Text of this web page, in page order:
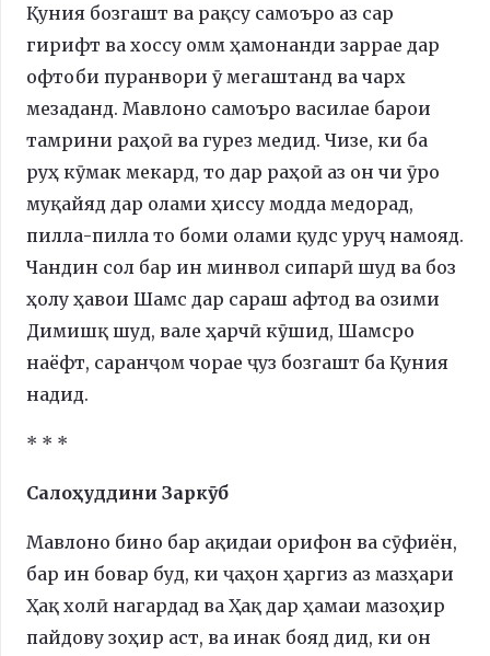
Қуния бозгашт ва рақсу самоъро аз сар
гирифт ва хоссу омм ҳамонанди заррае дар
офтоби пуранвори ӯ мегаштанд ва чарх
мезаданд. Мавлоно самоъро василае барои
тамрини раҳоӣ ва гурез медид. Чизе, ки ба
руҳ кӯмак мекард, то дар раҳоӣ аз он чи ӯро
муқайяд дар олами ҳиссу модда медорад,
пилла-пилла то боми олами қудс уруҷ намояд.
Чандин сол бар ин минвол сипарӣ шуд ва боз
ҳолу ҳавои Шамс дар сараш афтод ва озими
Димишқ шуд, вале ҳарчӣ кӯшид, Шамсро
наёфт, саранҷом чорае ҷуз бозгашт ба Қуния
надид.
* * *
Салоҳуддини Заркӯб
Мавлоно бино бар ақидаи орифон ва сӯфиён,
бар ин бовар буд, ки ҷаҳон ҳаргиз аз мазҳари
Ҳақ холӣ нагардад ва Ҳақ дар ҳамаи мазоҳир
пайдову зоҳир аст, ва инак бояд дид, ки он